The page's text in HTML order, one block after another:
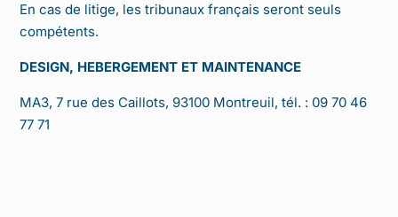
En cas de litige, les tribunaux français seront seuls
compétents.
DESIGN, HEBERGEMENT ET MAINTENANCE
MA3, 7 rue des Caillots, 93100 Montreuil, tél. : 09 70 46
77 71